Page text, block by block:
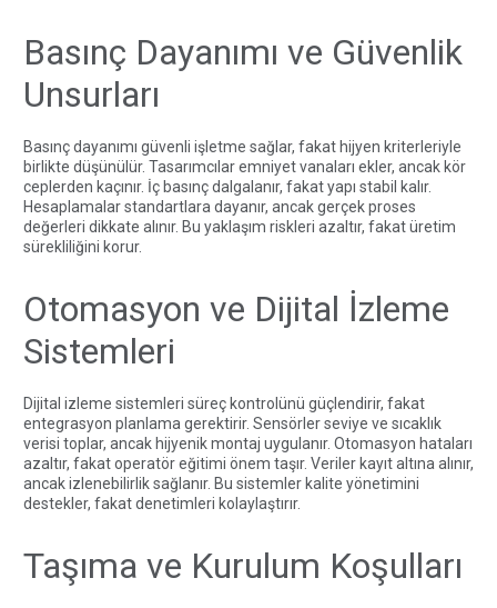
Basınç Dayanımı ve Güvenlik
Unsurları
Basınç dayanımı güvenli işletme sağlar, fakat hijyen kriterleriyle
birlikte düşünülür. Tasarımcılar emniyet vanaları ekler, ancak kör
ceplerden kaçınır. İç basınç dalgalanır, fakat yapı stabil kalır.
Hesaplamalar standartlara dayanır, ancak gerçek proses
değerleri dikkate alınır. Bu yaklaşım riskleri azaltır, fakat üretim
sürekliliğini korur.
Otomasyon ve Dijital İzleme
Sistemleri
Dijital izleme sistemleri süreç kontrolünü güçlendirir, fakat
entegrasyon planlama gerektirir. Sensörler seviye ve sıcaklık
verisi toplar, ancak hijyenik montaj uygulanır. Otomasyon hataları
azaltır, fakat operatör eğitimi önem taşır. Veriler kayıt altına alınır,
ancak izlenebilirlik sağlanır. Bu sistemler kalite yönetimini
destekler, fakat denetimleri kolaylaştırır.
Taşıma ve Kurulum Koşulları